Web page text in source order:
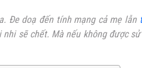
Đe doạ đến tính mạng cả mẹ lẫn
sẽ chết. Mà nếu không được